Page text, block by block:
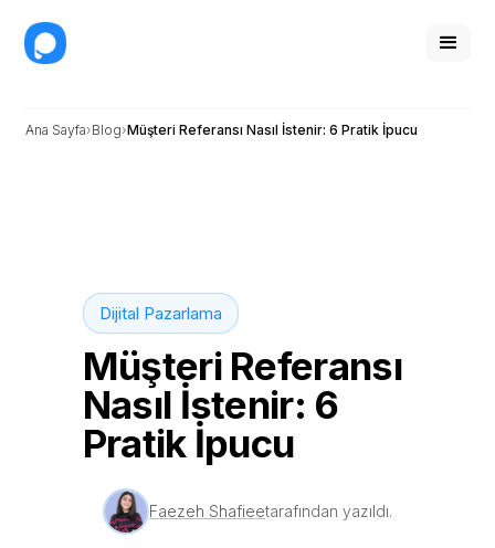
Ana Sayfa Blog Müşteri Referansı Nasıl İstenir: 6 Pratik İpucu
Dijital Pazarlama
Müşteri Referansı
Nasıl İstenir: 6
Pratik İpucu
Faezeh Shafieetarafından yazıldı.